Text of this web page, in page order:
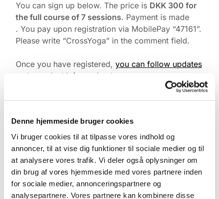
Denne hjemmeside bruger cookies
Vi bruger cookies til at tilpasse vores indhold og
annoncer, til at vise dig funktioner til sociale medier og til
at analysere vores trafik. Vi deler også oplysninger om
din brug af vores hjemmeside med vores partnere inden
for sociale medier, annonceringspartnere og
analysepartnere. Vores partnere kan kombinere disse
You can sign up below. The price is DKK 300 for
the full course of 7 sessions. Payment is made
. You pay upon registration via MobilePay “47161”.
Please write “CrossYoga” in the comment field.
Once you have registered, you can follow updates
and practical information here.
The class may be conducted in English if needed.